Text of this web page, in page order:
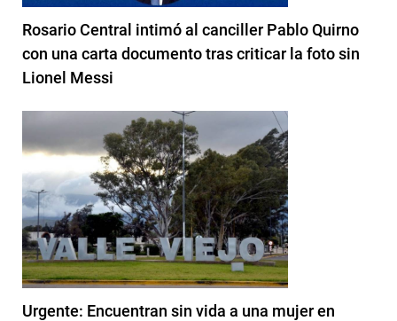
Rosario Central intimó al canciller Pablo Quirno
con una carta documento tras criticar la foto sin
Lionel Messi
Urgente: Encuentran sin vida a una mujer en